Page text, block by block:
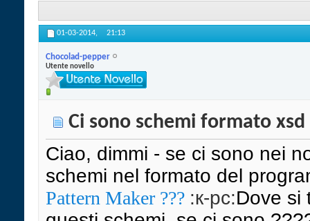
01-03-2014, 21:13
Chocolad-pepper
Utente novello
Ci sono schemi formato
Ciao, dimmi - se ci sono nei
schemi nel formato del
Pattern Maker ??? :к-pc:Dove si